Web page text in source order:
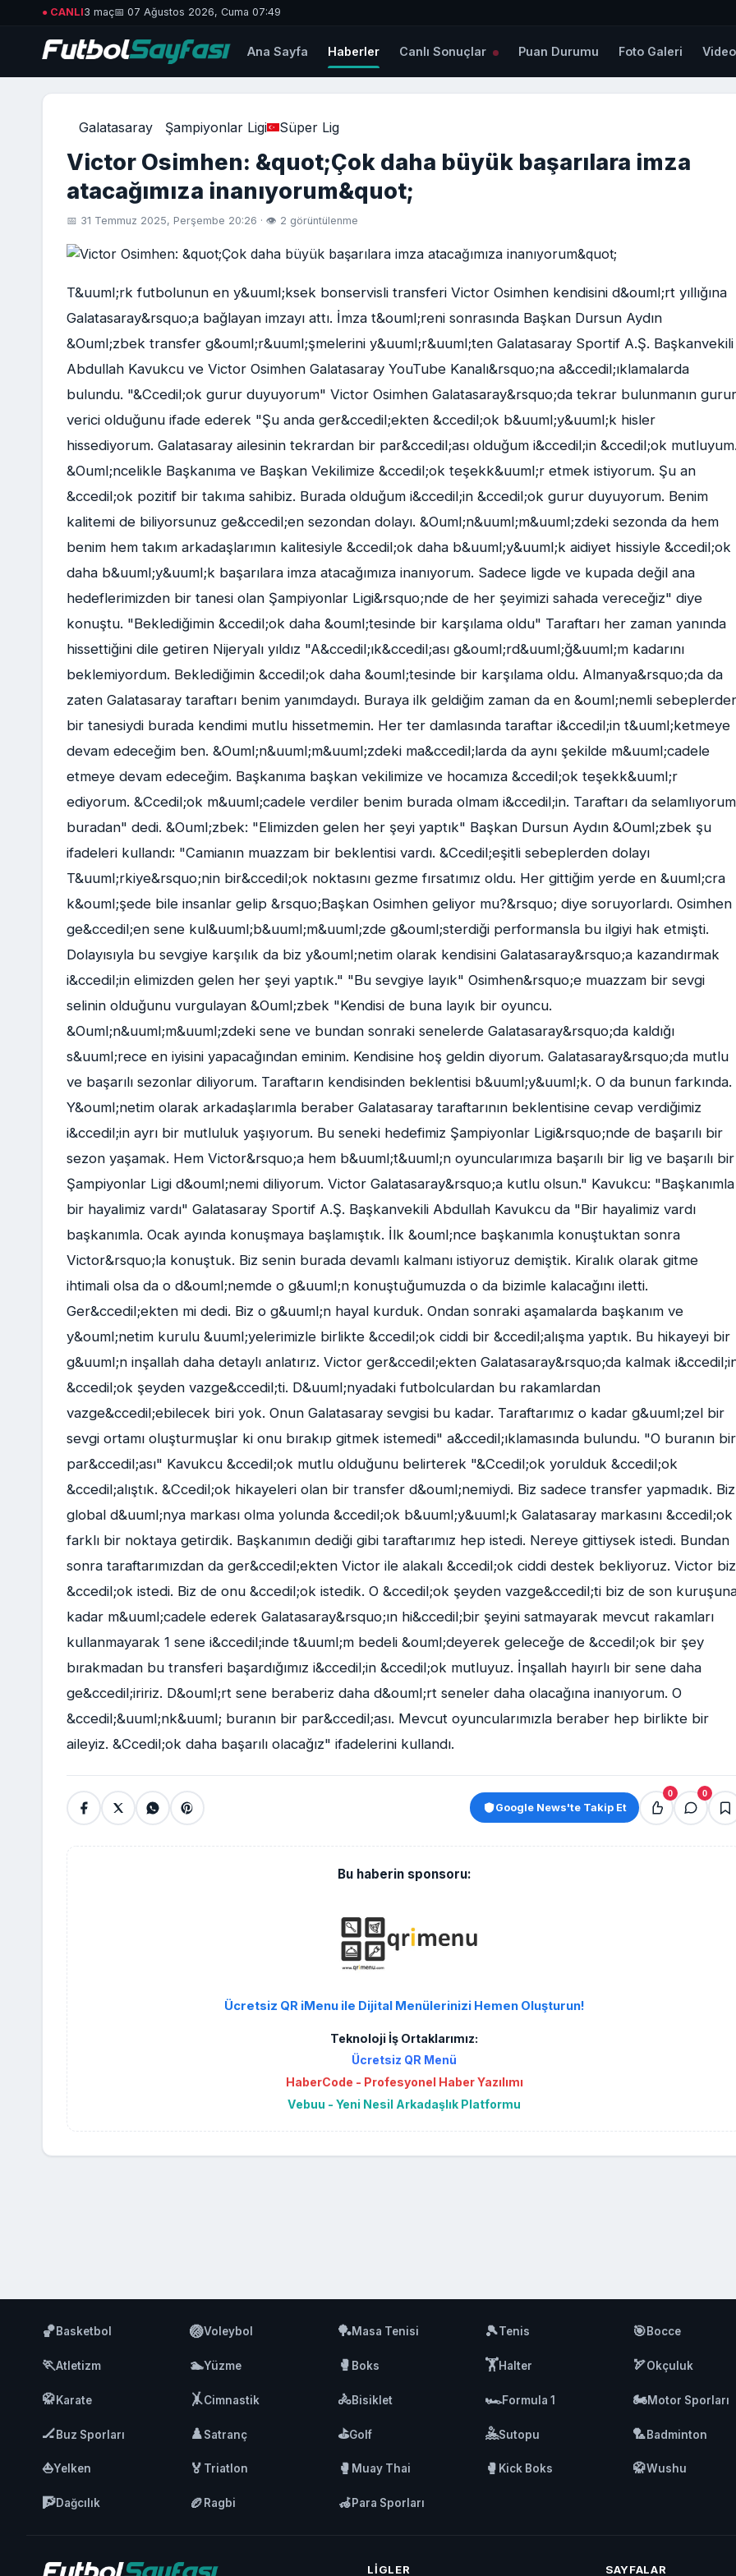
● CANLI3 maç📅 07 Ağustos 2026, Cuma 07:49
Ana Sayfa Haberler Canlı Sonuçlar Puan Durumu Foto Galeri Video
Galatasaray Şampiyonlar Ligi Süper Lig
Victor Osimhen: &quot;Çok daha büyük başarılara imza
atacağımıza inanıyorum&quot;
📅 31 Temmuz 2025, Perşembe 20:26 · 👁 2 görüntülenme
T&uuml;rk futbolunun en y&uuml;ksek bonservisli transferi Victor Osimhen kendisini d&ouml;rt yıllığına
Galatasaray&rsquo;a bağlayan imzayı attı. İmza t&ouml;reni sonrasında Başkan Dursun Aydın
&Ouml;zbek transfer g&ouml;r&uuml;şmelerini y&uuml;r&uuml;ten Galatasaray Sportif A.Ş. Başkanvekili
Abdullah Kavukcu ve Victor Osimhen Galatasaray YouTube Kanalı&rsquo;na a&ccedil;ıklamalarda
bulundu. "&Ccedil;ok gurur duyuyorum" Victor Osimhen Galatasaray&rsquo;da tekrar bulunmanın gurur
verici olduğunu ifade ederek "Şu anda ger&ccedil;ekten &ccedil;ok b&uuml;y&uuml;k hisler
hissediyorum. Galatasaray ailesinin tekrardan bir par&ccedil;ası olduğum i&ccedil;in &ccedil;ok
&Ouml;ncelikle Başkanıma ve Başkan Vekilimize &ccedil;ok teşekk&uuml;r etmek istiyorum. Şu an
&ccedil;ok pozitif bir takıma sahibiz. Burada olduğum i&ccedil;in &ccedil;ok gurur duyuyorum. Benim
kalitemi de biliyorsunuz ge&ccedil;en sezondan dolayı. &Ouml;n&uuml;m&uuml;zdeki sezonda da hem
benim hem takım arkadaşlarımın kalitesiyle &ccedil;ok daha b&uuml;y&uuml;k aidiyet hissiyle &ccedil;ok
daha b&uuml;y&uuml;k başarılara imza atacağımıza inanıyorum. Sadece ligde ve kupada değil ana
hedeflerimizden bir tanesi olan Şampiyonlar Ligi&rsquo;nde de her şeyimizi sahada vereceğiz" diye
konuştu. "Beklediğimin &ccedil;ok daha &ouml;tesinde bir karşılama oldu" Taraftarı her zaman yanında
hissettiğini dile getiren Nijeryalı yıldız "A&ccedil;ık&ccedil;ası g&ouml;rd&uuml;ğ&uuml;m kadarını
beklemiyordum. Beklediğimin &ccedil;ok daha &ouml;tesinde bir karşılama oldu. Almanya&rsquo;da da
zaten Galatasaray taraftarı benim yanımdaydı. Buraya ilk geldiğim zaman da en &ouml;nemli
bir tanesiydi burada kendimi mutlu hissetmemin. Her ter damlasında taraftar i&ccedil;in t&uuml;ketmeye
devam edeceğim ben. &Ouml;n&uuml;m&uuml;zdeki ma&ccedil;larda da aynı şekilde m&uuml;cadele
etmeye devam edeceğim. Başkanıma başkan vekilimize ve hocamıza &ccedil;ok teşekk&uuml;r
ediyorum. &Ccedil;ok m&uuml;cadele verdiler benim burada olmam i&ccedil;in. Taraftarı da selamlıyorum
buradan" dedi. &Ouml;zbek: "Elimizden gelen her şeyi yaptık" Başkan Dursun Aydın &Ouml;zbek şu
ifadeleri kullandı: "Camianın muazzam bir beklentisi vardı. &Ccedil;eşitli sebeplerden dolayı
T&uuml;rkiye&rsquo;nin bir&ccedil;ok noktasını gezme fırsatımız oldu. Her gittiğim yerde en &uuml;cra
k&ouml;şede bile insanlar gelip &rsquo;Başkan Osimhen geliyor mu?&rsquo; diye soruyorlardı. Osimhen
ge&ccedil;en sene kul&uuml;b&uuml;m&uuml;zde g&ouml;sterdiği performansla bu ilgiyi hak etmişti.
Dolayısıyla bu sevgiye karşılık da biz y&ouml;netim olarak kendisini Galatasaray&rsquo;a kazandırmak
i&ccedil;in elimizden gelen her şeyi yaptık." "Bu sevgiye layık" Osimhen&rsquo;e muazzam bir sevgi
selinin olduğunu vurgulayan &Ouml;zbek "Kendisi de buna layık bir oyuncu.
&Ouml;n&uuml;m&uuml;zdeki sene ve bundan sonraki senelerde Galatasaray&rsquo;da kaldığı
s&uuml;rece en iyisini yapacağından eminim. Kendisine hoş geldin diyorum. Galatasaray&rsquo;da mutlu
ve başarılı sezonlar diliyorum. Taraftarın kendisinden beklentisi b&uuml;y&uuml;k. O da bunun farkında.
Y&ouml;netim olarak arkadaşlarımla beraber Galatasaray taraftarının beklentisine cevap verdiğimiz
i&ccedil;in ayrı bir mutluluk yaşıyorum. Bu seneki hedefimiz Şampiyonlar Ligi&rsquo;nde de başarılı bir
sezon yaşamak. Hem Victor&rsquo;a hem b&uuml;t&uuml;n oyuncularımıza başarılı bir lig ve başarılı bir
Şampiyonlar Ligi d&ouml;nemi diliyorum. Victor Galatasaray&rsquo;a kutlu olsun." Kavukcu: "Başkanımla
bir hayalimiz vardı" Galatasaray Sportif A.Ş. Başkanvekili Abdullah Kavukcu da "Bir hayalimiz vardı
başkanımla. Ocak ayında konuşmaya başlamıştık. İlk &ouml;nce başkanımla konuştuktan sonra
Victor&rsquo;la konuştuk. Biz senin burada devamlı kalmanı istiyoruz demiştik. Kiralık olarak gitme
ihtimali olsa da o d&ouml;nemde o g&uuml;n konuştuğumuzda o da bizimle kalacağını iletti.
Ger&ccedil;ekten mi dedi. Biz o g&uuml;n hayal kurduk. Ondan sonraki aşamalarda başkanım ve
y&ouml;netim kurulu &uuml;yelerimizle birlikte &ccedil;ok ciddi bir &ccedil;alışma yaptık. Bu hikayeyi bir
g&uuml;n inşallah daha detaylı anlatırız. Victor ger&ccedil;ekten Galatasaray&rsquo;da kalmak
&ccedil;ok şeyden vazge&ccedil;ti. D&uuml;nyadaki futbolculardan bu rakamlardan
vazge&ccedil;ebilecek biri yok. Onun Galatasaray sevgisi bu kadar. Taraftarımız o kadar g&uuml;zel bir
sevgi ortamı oluşturmuşlar ki onu bırakıp gitmek istemedi" a&ccedil;ıklamasında bulundu. "O buranın bir
par&ccedil;ası" Kavukcu &ccedil;ok mutlu olduğunu belirterek "&Ccedil;ok yorulduk &ccedil;ok
&ccedil;alıştık. &Ccedil;ok hikayeleri olan bir transfer d&ouml;nemiydi. Biz sadece transfer yapmadık. Biz
global d&uuml;nya markası olma yolunda &ccedil;ok b&uuml;y&uuml;k Galatasaray markasını &ccedil;ok
farklı bir noktaya getirdik. Başkanımın dediği gibi taraftarımız hep istedi. Nereye gittiysek istedi. Bundan
sonra taraftarımızdan da ger&ccedil;ekten Victor ile alakalı &ccedil;ok ciddi destek bekliyoruz. Victor
&ccedil;ok istedi. Biz de onu &ccedil;ok istedik. O &ccedil;ok şeyden vazge&ccedil;ti biz de son
kadar m&uuml;cadele ederek Galatasaray&rsquo;ın hi&ccedil;bir şeyini satmayarak mevcut rakamları
kullanmayarak 1 sene i&ccedil;inde t&uuml;m bedeli &ouml;deyerek geleceğe de &ccedil;ok bir şey
bırakmadan bu transferi başardığımız i&ccedil;in &ccedil;ok mutluyuz. İnşallah hayırlı bir sene daha
ge&ccedil;iririz. D&ouml;rt sene beraberiz daha d&ouml;rt seneler daha olacağına inanıyorum. O
&ccedil;&uuml;nk&uuml; buranın bir par&ccedil;ası. Mevcut oyuncularımızla beraber hep birlikte bir
aileyiz. &Ccedil;ok daha başarılı olacağız" ifadelerini kullandı.
Google News'te Takip Et
0 0
Bu haberin sponsoru:
Ücretsiz QR iMenu ile Dijital Menülerinizi Hemen Oluşturun!
Teknoloji İş Ortaklarımız:
Ücretsiz QR Menü
HaberCode - Profesyonel Haber Yazılımı
Vebuu - Yeni Nesil Arkadaşlık Platformu
🏀Basketbol 🏐Voleybol 🏓Masa Tenisi 🎾Tenis 🎯Bocce
🏃Atletizm 🏊Yüzme 🥊 Boks 🏋️Halter 🏹Okçuluk
🥋Karate 🤸Cimnastik 🚴Bisiklet 🏎️Formula 1 🏍️Motor Sporları
🏒Buz Sporları ♟️Satranç ⛳Golf 🤽Sutopu 🏸Badminton
⛵Yelken 🏅 Triatlon 🥊 Muay Thai 🥊 Kick Boks 🥋Wushu
🧗Dağcılık 🏉 Ragbi 🦽Para Sporları
LIGLER SAYFALAR